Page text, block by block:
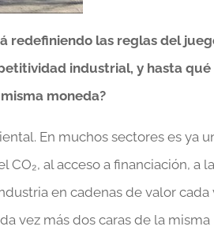
redefiniendo las reglas del
industrial, y hasta qué
moneda?
En muchos sectores es ya
al acceso a financiación, a la
en cadenas de valor cada
vez más dos caras de la misma